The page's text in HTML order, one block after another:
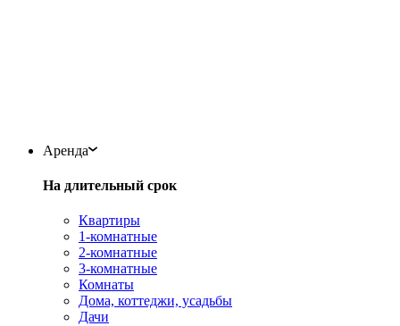
Аренда
На длительный срок
Квартиры
1-комнатные
2-комнатные
3-комнатные
Комнаты
Дома, коттеджи, усадьбы
Дачи